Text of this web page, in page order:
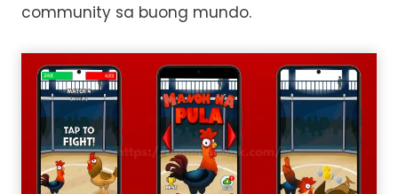
community sa buong mundo.